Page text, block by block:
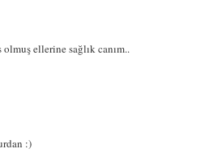
ellerine sağlık canım..
:)